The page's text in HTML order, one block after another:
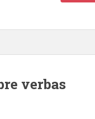
verbas